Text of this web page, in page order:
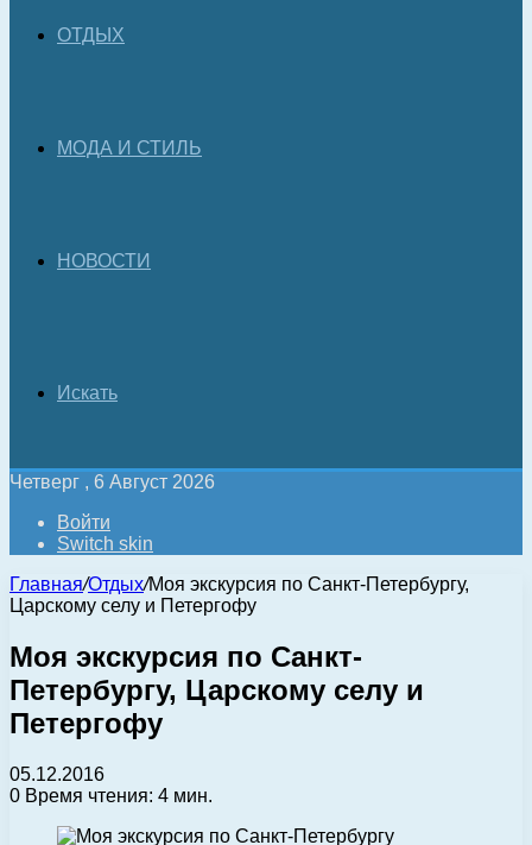
ОТДЫХ
МОДА И СТИЛЬ
НОВОСТИ
Искать
Четверг , 6 Август 2026
Войти
Switch skin
Главная/Отдых/Моя экскурсия по Санкт-Петербургу,
Царскому селу и Петергофу
Моя экскурсия по Санкт-
Петербургу, Царскому селу и
Петергофу
05.12.2016
0 Время чтения: 4 мин.